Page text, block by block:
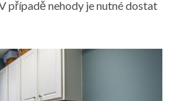
případě nehody je nutné dostat